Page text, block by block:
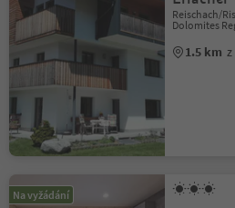
Reischach/
Dolomites
1.5 km
Na vyžádání